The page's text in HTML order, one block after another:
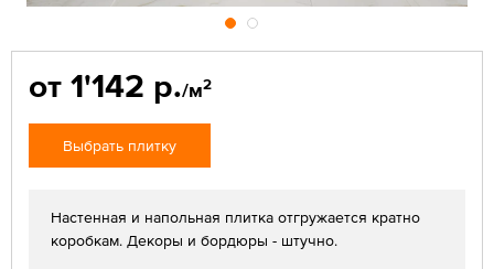
от 1'142 р./м2
Выбрать плитку
Настенная и напольная плитка отгружается кратно
коробкам. Декоры и бордюры - штучно.